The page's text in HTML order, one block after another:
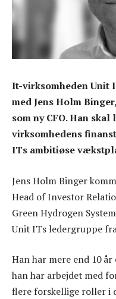
It-virksomheden Unit
med Jens Holm
som ny CFO. Han
virksomhedens
ITs ambitiøse
Jens Holm Binger
Head of Investor
Green Hydrogen
Unit ITs ledergruppe
Han har mere end 10
han har arbejdet med
flere forskellige roller i